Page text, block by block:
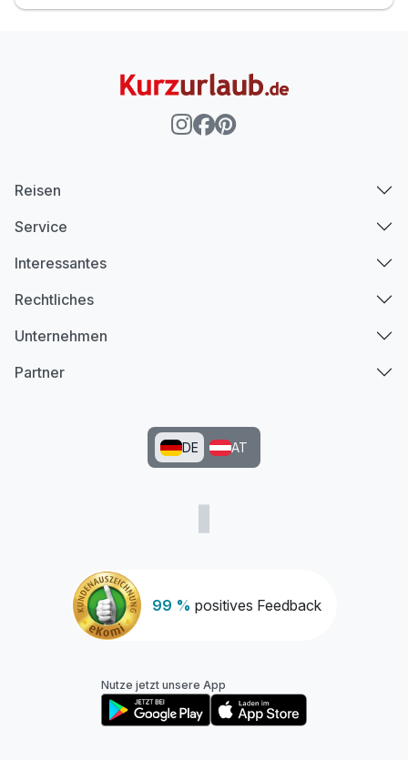
99 % positives Feedback
Reisen
Service
Interessantes
Rechtliches
Unternehmen
Partner
DE AT
Nutze jetzt unsere App